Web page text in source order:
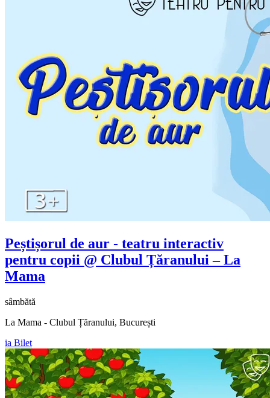
Peștișorul de aur - teatru interactiv
pentru copii @ Clubul Țăranului – La
Mama
sâmbătă
La Mama - Clubul Țăranului, București
ia Bilet